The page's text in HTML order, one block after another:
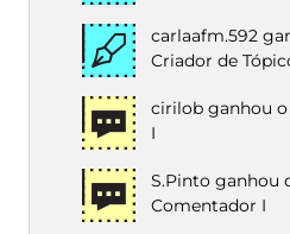
carlaafm.592
Criador de
cirilob ganhou
I
S.Pinto ganhou
Comentador I